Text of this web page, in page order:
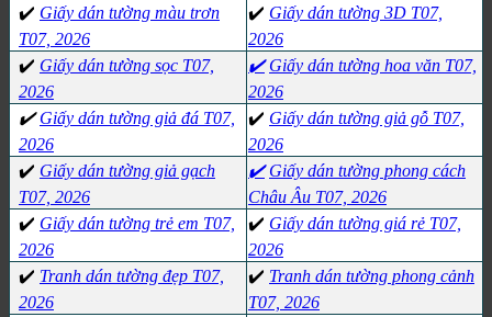
✔️ Giấy dán tường màu trơn
T07, 2026
✔️ Giấy dán tường 3D T07,
2026
✔️ Giấy dán tường sọc T07,
2026
✔️ Giấy dán tường hoa văn T07,
2026
✔️Giấy dán tường giả đá T07,
2026
✔️ Giấy dán tường giả gỗ T07,
2026
✔️ Giấy dán tường giả gạch
T07, 2026
✔️ Giấy dán tường phong cách
Châu Âu T07, 2026
✔️ Giấy dán tường trẻ em T07,
2026
✔️ Giấy dán tường giá rẻ T07,
2026
✔️ Tranh dán tường đẹp T07,
2026
✔️ Tranh dán tường phong cảnh
T07, 2026